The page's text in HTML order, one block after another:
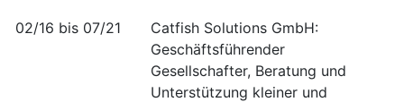
02/16 bis 07/21
Catfish Solutions GmbH:
Geschäftsführender
Gesellschafter, Beratung und
Unterstützung kleiner und